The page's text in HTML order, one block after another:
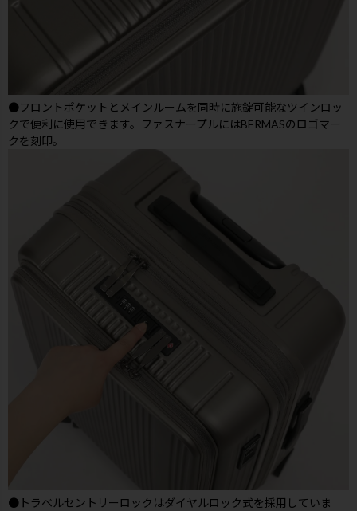
●フロントポケットとメインルームを同時に施錠可能なツインロッ
クで便利に使用できます。ファスナープルにはBERMASのロゴマー
クを刻印。
●トラベルセントリーロックはダイヤルロック式を採用していま